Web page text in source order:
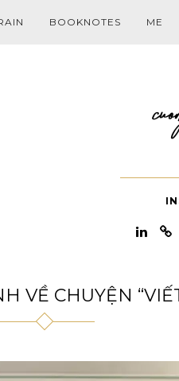
BOOKNOTES ME
VỀ CHUYỆN